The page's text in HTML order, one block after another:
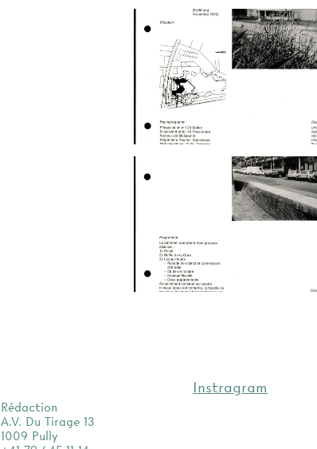
Rédaction
A.V. Du Tirage 13
1009 Pully
Instragram